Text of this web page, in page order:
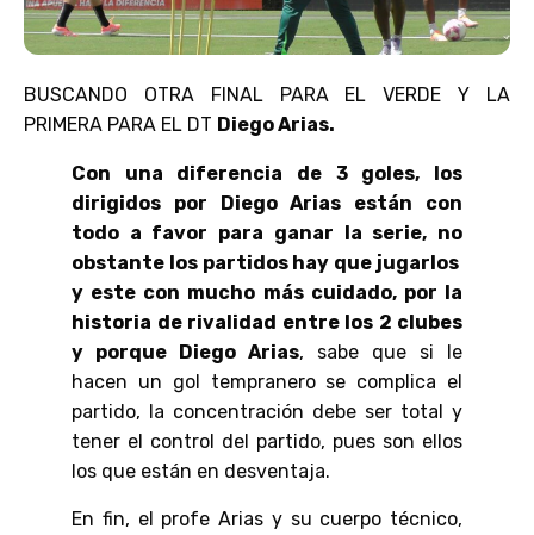
BUSCANDO OTRA FINAL PARA EL VERDE Y LA
PRIMERA PARA EL DT Diego Arias.
Con una diferencia de 3 goles, los
dirigidos por Diego Arias están con
todo a favor para ganar la serie, no
obstante los partidos hay que jugarlos
y este con mucho más cuidado, por la
historia de rivalidad entre los 2 clubes
y porque Diego Arias, sabe que si le
hacen un gol tempranero se complica el
partido, la concentración debe ser total y
tener el control del partido, pues son ellos
los que están en desventaja.
En fin, el profe Arias y su cuerpo técnico,